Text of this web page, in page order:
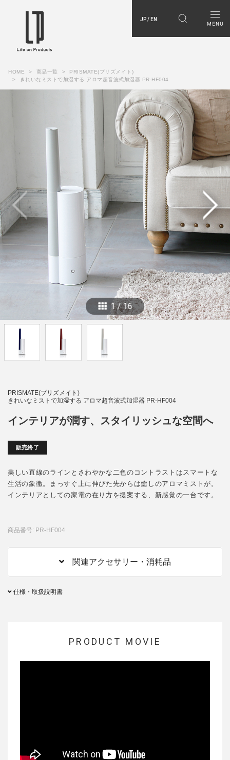
JP / EN
HOME 商品一覧
PRISMATE(プリズメイト)
きれいなミストで加湿する アロマ超音波式加湿器 PR-HF004
PRISMATE(プリズメイト)
きれいなミストで加湿する アロマ超音波式加湿器 PR-HF004
インテリアが潤す、スタイリッシュな空間へ
販売終了
美しい直線のラインとさわやかな二色のコントラストはスマートな
生活の象徴。まっすぐ上に伸びた先からは癒しのアロマミストが。
インテリアとしての家電の在り方を提案する、新感覚の一台です。
商品番号: PR-HF004
関連アクセサリー・消耗品
仕様・取扱説明書
PRODUCT MOVIE
1/16